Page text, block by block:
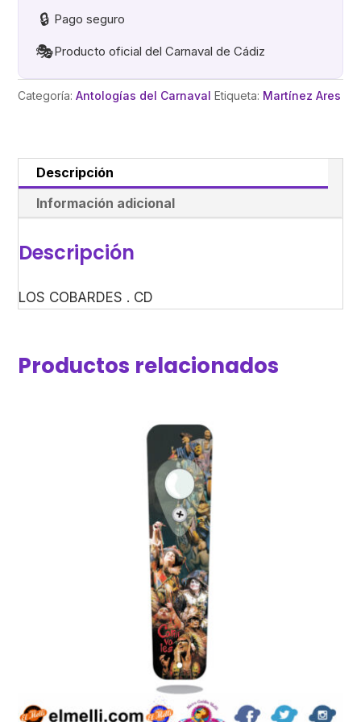
🔒 Pago seguro
🎭Producto oficial del Carnaval de Cádiz
Categoría:Antologías del Carnaval Etiqueta: Martínez Ares
Descripción
Información adicional
Descripción
LOS COBARDES . CD
Productos relacionados